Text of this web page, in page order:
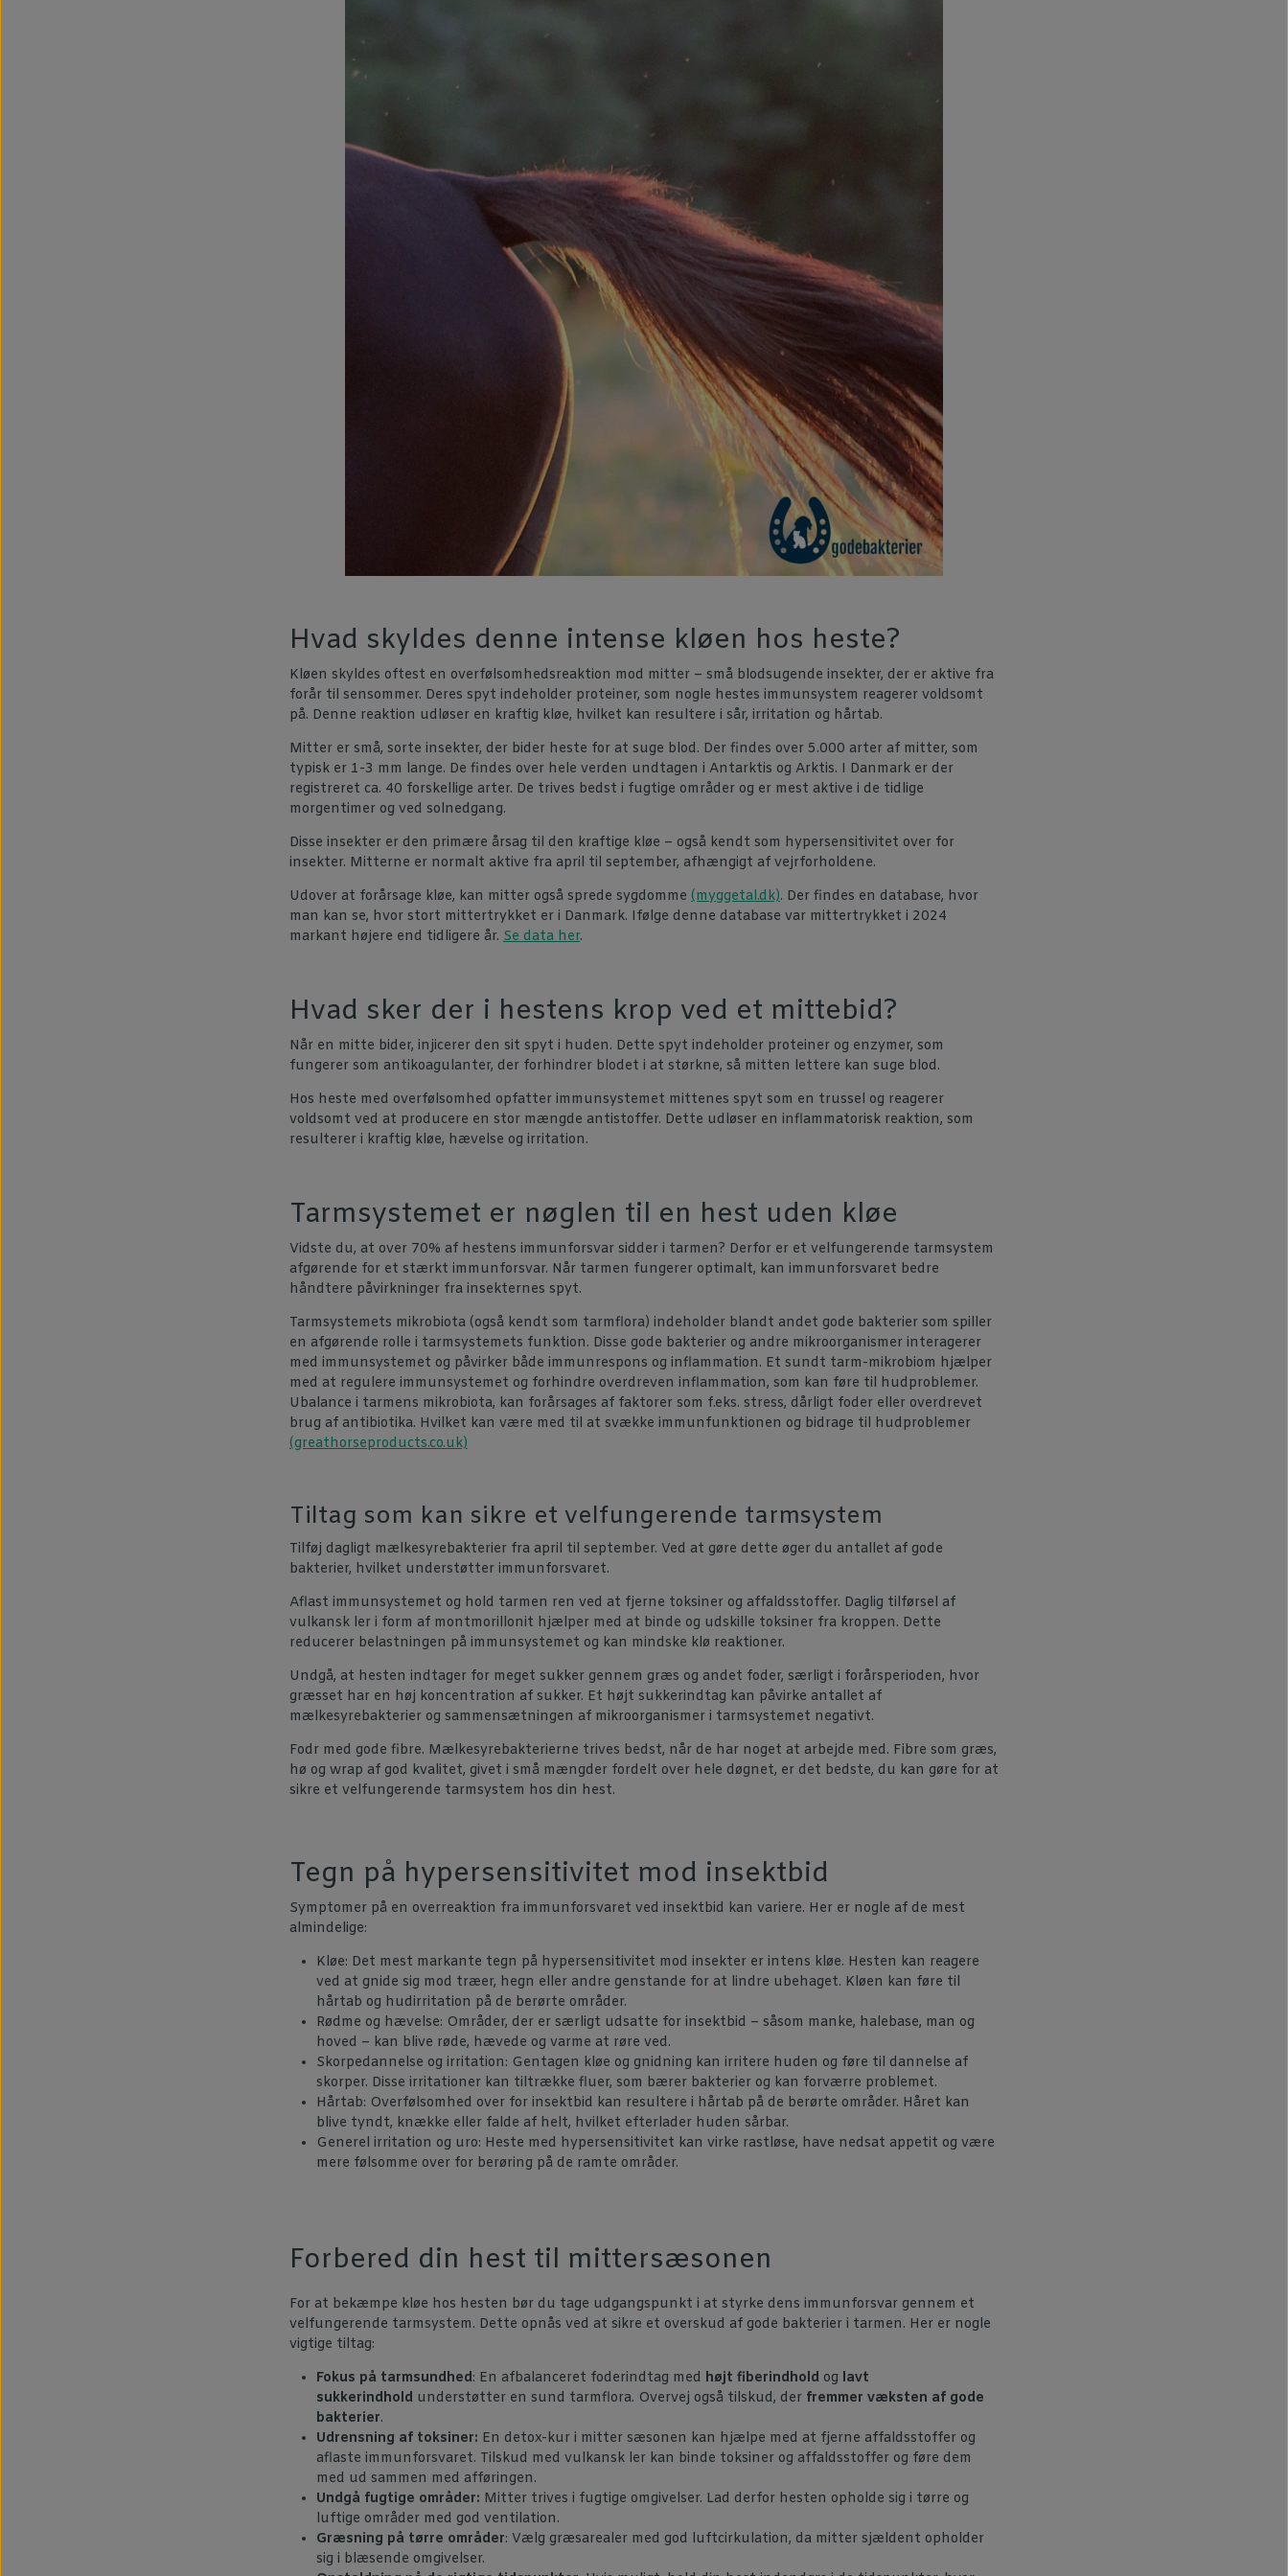
Hvad skyldes denne intense kløen hos heste?
Kløen skyldes oftest en overfølsomhedsreaktion mod mitter – små blodsugende insekter, der er aktive fra
forår til sensommer. Deres spyt indeholder proteiner, som nogle hestes immunsystem reagerer voldsomt
på. Denne reaktion udløser en kraftig kløe, hvilket kan resultere i sår, irritation og hårtab.
Mitter er små, sorte insekter, der bider heste for at suge blod. Der findes over 5.000 arter af mitter, som
typisk er 1-3 mm lange. De findes over hele verden undtagen i Antarktis og Arktis. I Danmark er der
registreret ca. 40 forskellige arter. De trives bedst i fugtige områder og er mest aktive i de tidlige
morgentimer og ved solnedgang.
Disse insekter er den primære årsag til den kraftige kløe – også kendt som hypersensitivitet over for
insekter. Mitterne er normalt aktive fra april til september, afhængigt af vejrforholdene.
Udover at forårsage kløe, kan mitter også sprede sygdomme (myggetal.dk). Der findes en database, hvor
man kan se, hvor stort mittertrykket er i Danmark. Ifølge denne database var mittertrykket i 2024
markant højere end tidligere år. Se data her.
Hvad sker der i hestens krop ved et mittebid?
Når en mitte bider, injicerer den sit spyt i huden. Dette spyt indeholder proteiner og enzymer, som
fungerer som antikoagulanter, der forhindrer blodet i at størkne, så mitten lettere kan suge blod.
Hos heste med overfølsomhed opfatter immunsystemet mittenes spyt som en trussel og reagerer
voldsomt ved at producere en stor mængde antistoffer. Dette udløser en inflammatorisk reaktion, som
resulterer i kraftig kløe, hævelse og irritation.
Tarmsystemet er nøglen til en hest uden kløe
Vidste du, at over 70% af hestens immunforsvar sidder i tarmen? Derfor er et velfungerende tarmsystem
afgørende for et stærkt immunforsvar. Når tarmen fungerer optimalt, kan immunforsvaret bedre
håndtere påvirkninger fra insekternes spyt.
Tarmsystemets mikrobiota (også kendt som tarmflora) indeholder blandt andet gode bakterier som spiller
en afgørende rolle i tarmsystemets funktion. Disse gode bakterier og andre mikroorganismer interagerer
med immunsystemet og påvirker både immunrespons og inflammation. Et sundt tarm-mikrobiom hjælper
med at regulere immunsystemet og forhindre overdreven inflammation, som kan føre til hudproblemer.
Ubalance i tarmens mikrobiota, kan forårsages af faktorer som f.eks. stress, dårligt foder eller overdrevet
brug af antibiotika. Hvilket kan være med til at svække immunfunktionen og bidrage til hudproblemer
(greathorseproducts.co.uk)
Tiltag som kan sikre et velfungerende tarmsystem
Tilføj dagligt mælkesyrebakterier fra april til september. Ved at gøre dette øger du antallet af gode
bakterier, hvilket understøtter immunforsvaret.
Aflast immunsystemet og hold tarmen ren ved at fjerne toksiner og affaldsstoffer. Daglig tilførsel af
vulkansk ler i form af montmorillonit hjælper med at binde og udskille toksiner fra kroppen. Dette
reducerer belastningen på immunsystemet og kan mindske klø reaktioner.
Undgå, at hesten indtager for meget sukker gennem græs og andet foder, særligt i forårsperioden, hvor
græsset har en høj koncentration af sukker. Et højt sukkerindtag kan påvirke antallet af
mælkesyrebakterier og sammensætningen af mikroorganismer i tarmsystemet negativt.
Fodr med gode fibre. Mælkesyrebakterierne trives bedst, når de har noget at arbejde med. Fibre som græs,
hø og wrap af god kvalitet, givet i små mængder fordelt over hele døgnet, er det bedste, du kan gøre for at
sikre et velfungerende tarmsystem hos din hest.
Tegn på hypersensitivitet mod insektbid
Symptomer på en overreaktion fra immunforsvaret ved insektbid kan variere. Her er nogle af de mest
almindelige:
Kløe: Det mest markante tegn på hypersensitivitet mod insekter er intens kløe. Hesten kan reagere
ved at gnide sig mod træer, hegn eller andre genstande for at lindre ubehaget. Kløen kan føre til
hårtab og hudirritation på de berørte områder.
Rødme og hævelse: Områder, der er særligt udsatte for insektbid – såsom manke, halebase, man og
hoved – kan blive røde, hævede og varme at røre ved.
Skorpedannelse og irritation: Gentagen kløe og gnidning kan irritere huden og føre til dannelse af
skorper. Disse irritationer kan tiltrække fluer, som bærer bakterier og kan forværre problemet.
Hårtab: Overfølsomhed over for insektbid kan resultere i hårtab på de berørte områder. Håret kan
blive tyndt, knække eller falde af helt, hvilket efterlader huden sårbar.
Generel irritation og uro: Heste med hypersensitivitet kan virke rastløse, have nedsat appetit og være
mere følsomme over for berøring på de ramte områder.
Forbered din hest til mittersæsonen
For at bekæmpe kløe hos hesten bør du tage udgangspunkt i at styrke dens immunforsvar gennem et
velfungerende tarmsystem. Dette opnås ved at sikre et overskud af gode bakterier i tarmen. Her er nogle
vigtige tiltag:
Fokus på tarmsundhed: En afbalanceret foderindtag med højt fiberindhold og lavt
sukkerindhold understøtter en sund tarmflora. Overvej også tilskud, der fremmer væksten af gode
bakterier.
Udrensning af toksiner: En detox-kur i mitter sæsonen kan hjælpe med at fjerne affaldsstoffer og
aflaste immunforsvaret. Tilskud med vulkansk ler kan binde toksiner og affaldsstoffer og føre dem
med ud sammen med afføringen.
Undgå fugtige områder: Mitter trives i fugtige omgivelser. Lad derfor hesten opholde sig i tørre og
luftige områder med god ventilation.
Græsning på tørre områder: Vælg græsarealer med god luftcirkulation, da mitter sjældent opholder
sig i blæsende omgivelser.